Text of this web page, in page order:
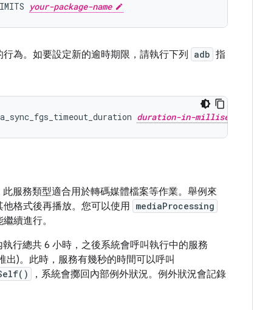
your-package-name
為。如要設定新的逾時期限，請執行下列 adb 指
duration-in-milliseconds
此服務類型適合用於轉碼媒體檔案等作業。舉例來
格式後再播放。您可以使用 mediaProcessing
續進行。
行總共 6 小時，之後系統會呼叫執行中的服務
出)。此時，服務有幾秒的時間可以呼叫
，系統會擲回內部例外狀況。例外狀況會記錄